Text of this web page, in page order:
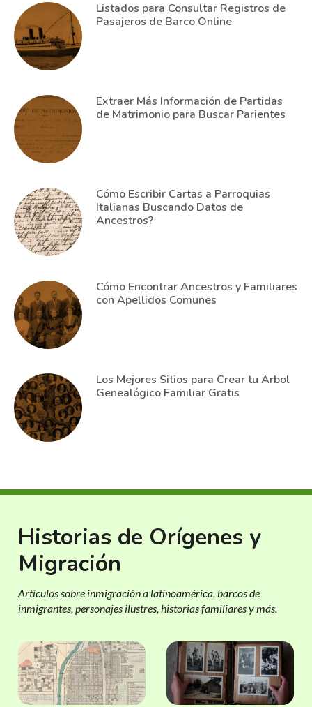
Listados para Consultar Registros de
Pasajeros de Barco Online
Extraer Más Información de Partidas
de Matrimonio para Buscar Parientes
Cómo Escribir Cartas a Parroquias
Italianas Buscando Datos de
Ancestros?
Cómo Encontrar Ancestros y Familiares
con Apellidos Comunes
Los Mejores Sitios para Crear tu Arbol
Genealógico Familiar Gratis
Historias de Orígenes y
Migración
Artículos sobre inmigración a latinoamérica, barcos de
inmigrantes, personajes ilustres, historias familiares y más.